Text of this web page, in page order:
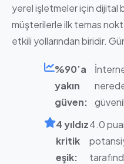
yerel işletmeler için dijital
müşterilerle ilk temas
etkili yollarından biridir.
%90’a
yakın
güven:
4 yıldız
kritik
eşik:
4.0